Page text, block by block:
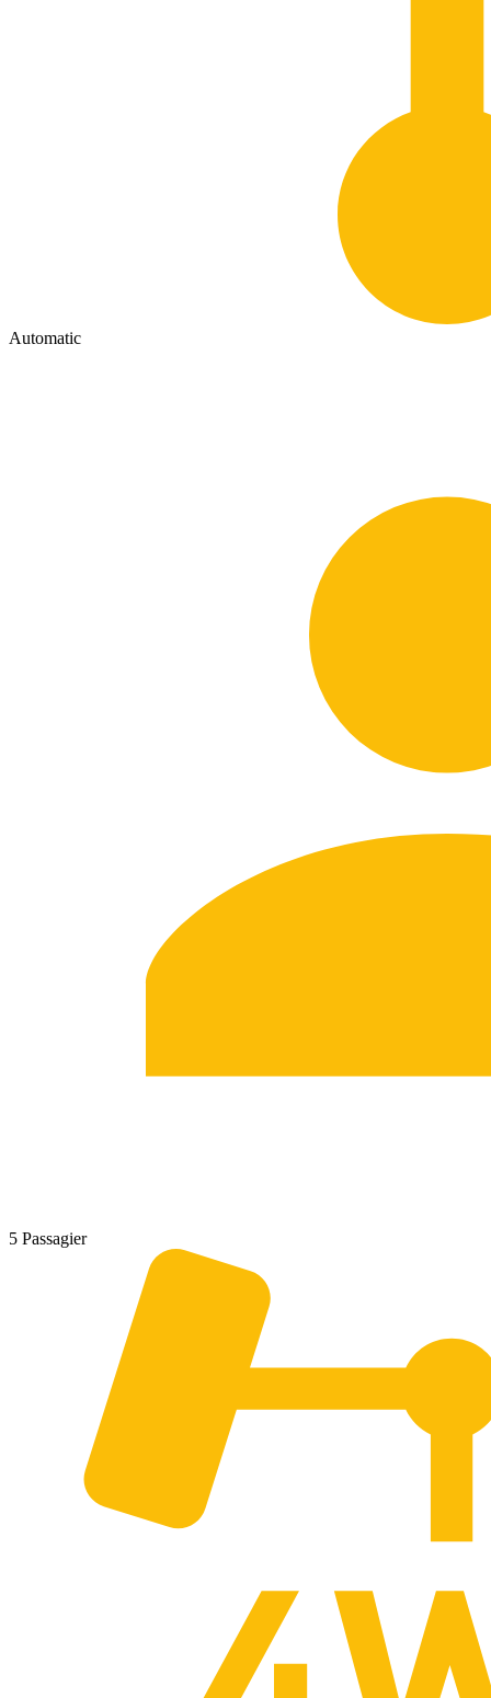
Automatic
5 Passagier